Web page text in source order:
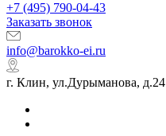
+7 (495) 790-04-43
Заказать звонок
info@barokko-ei.ru
г. Клин, ул.Дурыманова, д.24